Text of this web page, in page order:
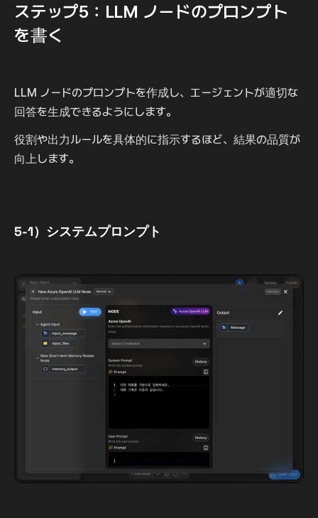
ステップ5：LLM ノードのプロンプト
を書く
LLM ノードのプロンプトを作成し、エージェントが適切な
回答を生成できるようにします。
役割や出力ルールを具体的に指示するほど、結果の品質が
向上します。
5-1）システムプロンプト